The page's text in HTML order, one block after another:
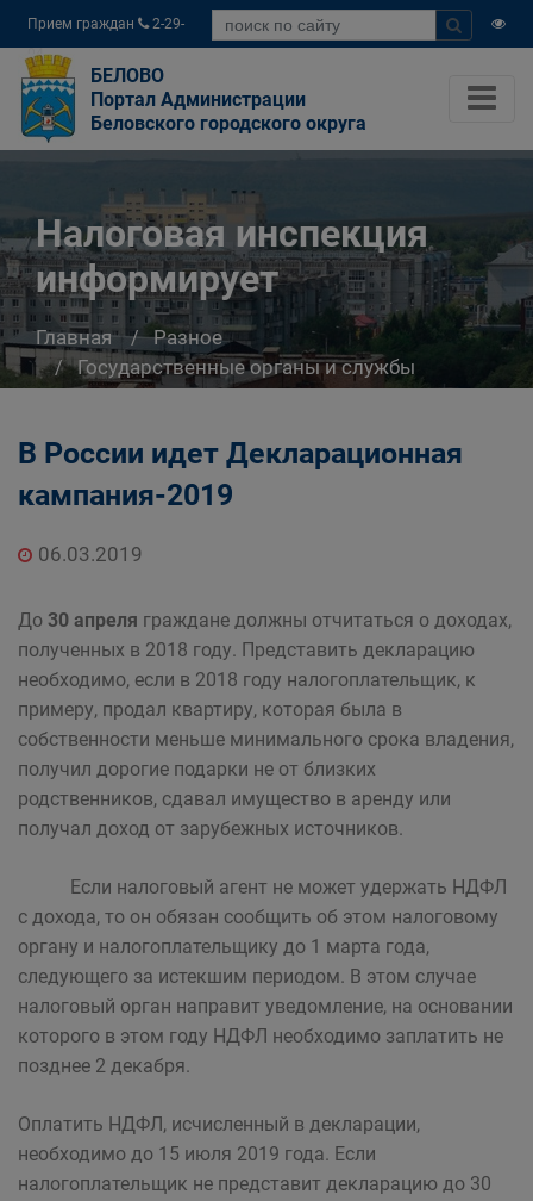
Прием граждан
2-29-
04
БЕЛОВО
Портал Администрации
Беловского городского округа
Налоговая инспекция
информирует
Главная
Разное
Государственные органы и службы
информируют
В России идет Декларационная
кампания-2019
06.03.2019
До 30 апреля граждане должны отчитаться о доходах,
полученных в 2018 году. Представить декларацию
необходимо, если в 2018 году налогоплательщик, к
примеру, продал квартиру, которая была в
собственности меньше минимального срока владения,
получил дорогие подарки не от близких
родственников, сдавал имущество в аренду или
получал доход от зарубежных источников.
Если налоговый агент не может удержать НДФЛ
с дохода, то он обязан сообщить об этом налоговому
органу и налогоплательщику до 1 марта года,
следующего за истекшим периодом. В этом случае
налоговый орган направит уведомление, на основании
которого в этом году НДФЛ необходимо заплатить не
позднее 2 декабря.
Оплатить НДФЛ, исчисленный в декларации,
необходимо до 15 июля 2019 года. Если
налогоплательщик не представит декларацию до 30